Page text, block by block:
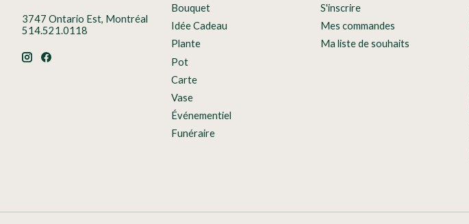
3747 Ontario Est, Montréal
514.521.0118
Bouquet
Idée Cadeau
Plante
Pot
Carte
Vase
Événementiel
Funéraire
S'inscrire
Mes commandes
Ma liste de souhaits